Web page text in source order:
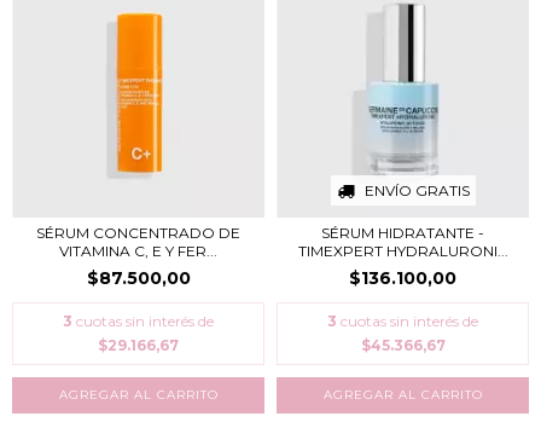
SÉRUM CONCENTRADO DE
VITAMINA C, E Y FER...
$87.500,00
3 cuotas sin interés de
$29.166,67
ENVÍO GRATIS
SÉRUM HIDRATANTE -
TIMEXPERT HYDRALURONI...
$136.100,00
3 cuotas sin interés de
$45.366,67